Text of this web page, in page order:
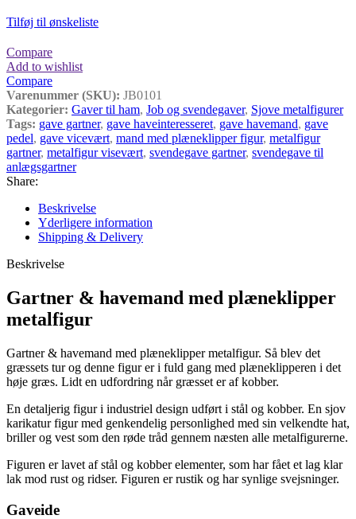
Tilføj til ønskeliste
Compare
Add to wishlist
Compare
Varenummer (SKU): JB0101
Kategorier: Gaver til ham, Job og svendegaver, Sjove metalfigurer
Tags: gave gartner, gave haveinteresseret, gave havemand, gave
pedel, gave vicevært, mand med plæneklipper figur, metalfigur
gartner, metalfigur visevært, svendegave gartner, svendegave til
anlægsgartner
Share:
Beskrivelse
Yderligere information
Shipping & Delivery
Beskrivelse
Gartner & havemand med plæneklipper
metalfigur
Gartner & havemand med plæneklipper metalfigur. Så blev det
græssets tur og denne figur er i fuld gang med plæneklipperen i det
høje græs. Lidt en udfordring når græsset er af kobber.
En detaljerig figur i industriel design udført i stål og kobber. En sjov
karikatur figur med genkendelig personlighed med sin velkendte hat,
briller og vest som den røde tråd gennem næsten alle metalfigurerne.
Figuren er lavet af stål og kobber elementer, som har fået et lag klar
lak mod rust og ridser. Figuren er rustik og har synlige svejsninger.
Gaveide